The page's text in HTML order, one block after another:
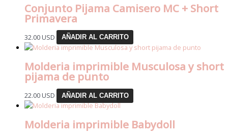
Conjunto Pijama Camisero MC + Short
Primavera
32.00 USD AÑADIR AL CARRITO
Molderia imprimible Musculosa y short
pijama de punto
22.00 USD AÑADIR AL CARRITO
Molderia imprimible Babydoll